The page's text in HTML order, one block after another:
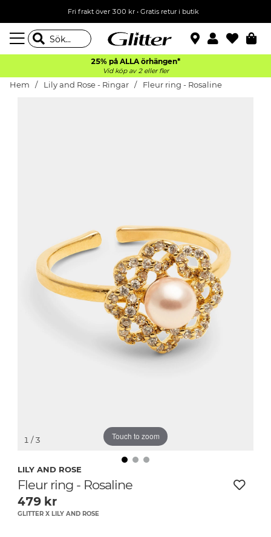
Fri frakt över 300 kr• Gratis retur i butik
25% på ALLA örhängen*
Vid köp av 2 eller fler
Hem Lily and Rose - Ringar Fleur ring - Rosaline
Touch to zoom
1 / 3
LILY AND ROSE
Fleur ring - Rosaline
479 kr
GLITTER X LILY AND ROSE